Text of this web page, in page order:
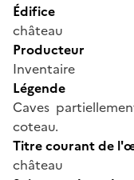
Édifice
château
Producteur
Inventaire
Légende
Caves
coteau.
Titre courant de
château